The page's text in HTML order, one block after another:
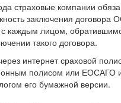
страховые компании
заключения договора
каждым лицом,
такого договора.
интернет сраховой
полисом или ЕОСАГО
его бумажной версии.